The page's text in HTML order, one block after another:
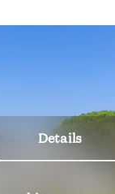
Details